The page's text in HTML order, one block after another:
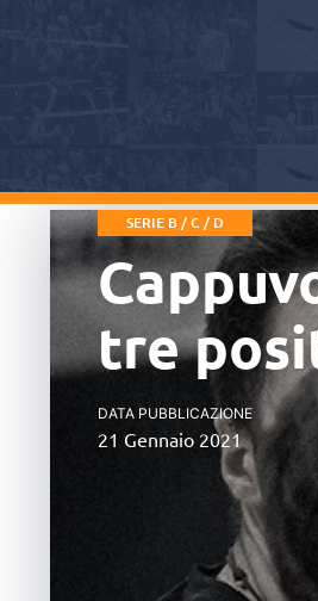
SERIE B / C / D
tre
DATA PUBBLICAZIONE
21 Gennaio 2021